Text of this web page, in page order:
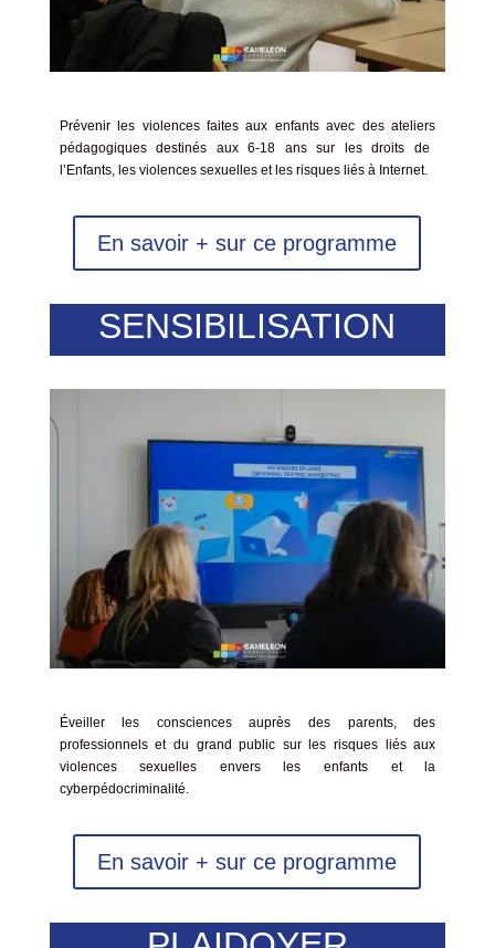
Prévenir les violences faites aux enfants avec des ateliers
pédagogiquesdestinés aux 6-18 ans sur les droits de
l’Enfants, les violences sexuelles et les risques liés à Internet.
En savoir + sur ce programme
SENSIBILISATION
Éveiller les consciences auprès des parents, des
professionnels et du grand public sur les risques liés aux
violences sexuelles envers les enfants et la
cyberpédocriminalité.
En savoir + sur ce programme